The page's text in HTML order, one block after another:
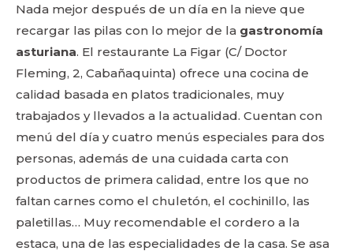
Nada mejor después de un día en la nieve que
recargar las pilas con lo mejor de la gastronomía
asturiana. El restaurante La Figar (C/ Doctor
Fleming, 2, Cabañaquinta) ofrece una cocina de
calidad basada en platos tradicionales, muy
trabajados y llevados a la actualidad. Cuentan con
menú del día y cuatro menús especiales para dos
personas, además de una cuidada carta con
productos de primera calidad, entre los que no
faltan carnes como el chuletón, el cochinillo, las
paletillas… Muy recomendable el cordero a la
estaca, una de las especialidades de la casa. Se asa